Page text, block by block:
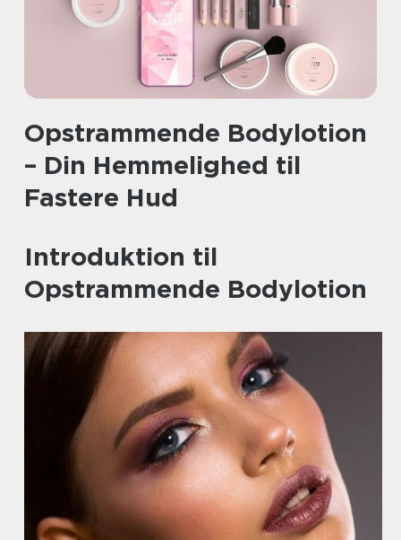
Opstrammende Bodylotion
– Din Hemmelighed til
Fastere Hud
Introduktion til
Opstrammende Bodylotion